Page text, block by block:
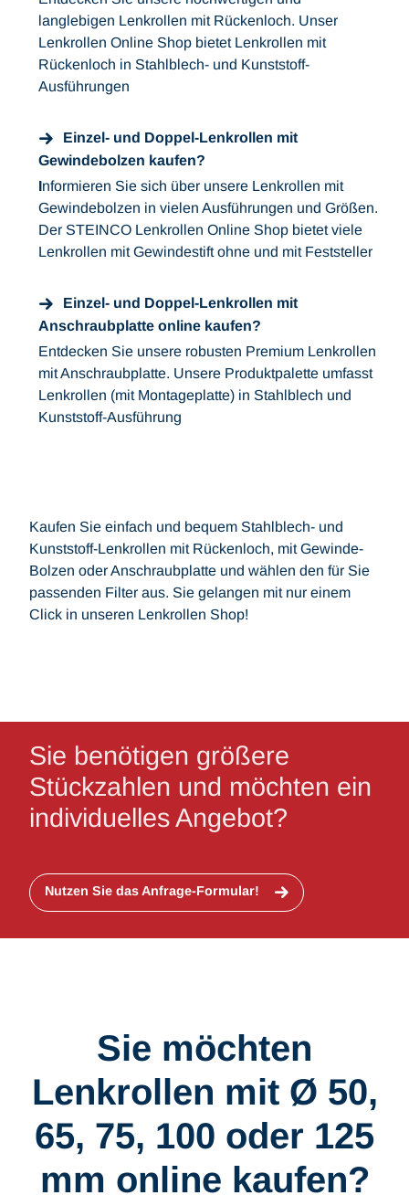
langlebigen Lenkrollen mit Rückenloch. Unser
Lenkrollen Online Shop bietet Lenkrollen mit
Rückenloch in Stahlblech- und Kunststoff-
Ausführungen
Einzel- und Doppel-Lenkrollen mit
Gewindebolzen kaufen?
Informieren Sie sich über unsere Lenkrollen mit
Gewindebolzen in vielen Ausführungen und Größen.
Der STEINCO Lenkrollen Online Shop bietet viele
Lenkrollen mit Gewindestift ohne und mit Feststeller
Einzel- und Doppel-Lenkrollen mit
Anschraubplatte online kaufen?
Entdecken Sie unsere robusten Premium Lenkrollen
mit Anschraubplatte. Unsere Produktpalette umfasst
Lenkrollen (mit Montageplatte) in Stahlblech und
Kunststoff-Ausführung
Kaufen Sie einfach und bequem Stahlblech- und
Kunststoff-Lenkrollen mit Rückenloch, mit Gewinde-
Bolzen oder Anschraubplatte und wählen den für Sie
passenden Filter aus. Sie gelangen mit nur einem
Click in unseren Lenkrollen Shop!
Sie benötigen größere
Stückzahlen und möchten ein
individuelles Angebot?
Nutzen Sie das Anfrage-Formular!
Sie möchten
Lenkrollen mit Ø 50,
65, 75, 100 oder 125
mm online kaufen?